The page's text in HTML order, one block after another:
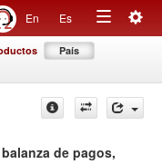
En Es
Toggle
País
de pagos,